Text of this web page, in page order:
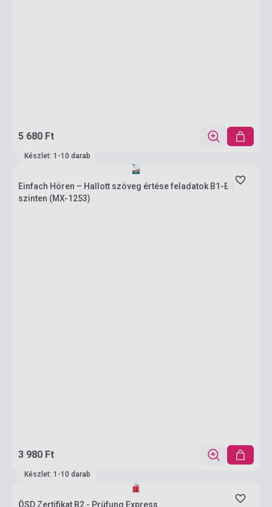
5 680 Ft
Készlet: 1-10 darab
Einfach Hören – Hallott szöveg értése feladatok B1-B2
szinten (MX-1253)
3 980 Ft
Készlet: 1-10 darab
ÖSD Zertifikat B2 - Prüfung Express